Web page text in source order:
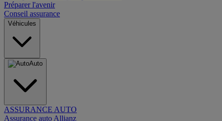
Préparer l'avenir
Conseil assurance
Véhicules
Auto
ASSURANCE AUTO
Assurance auto Allianz